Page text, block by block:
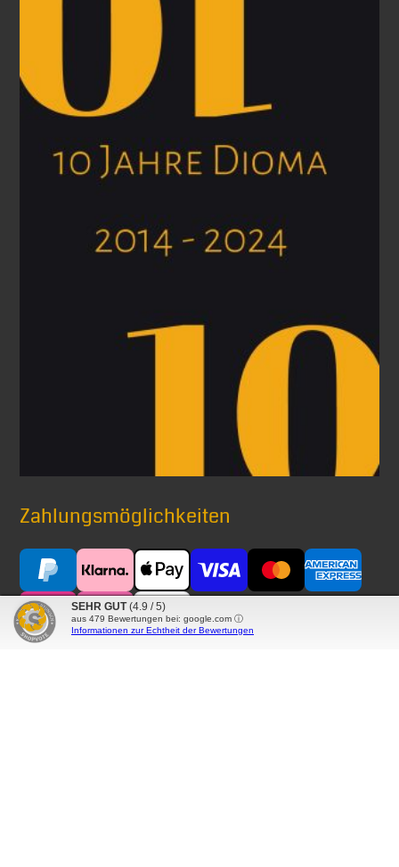
Zahlungsmöglichkeiten
Versand mit
SEHR GUT (4.9 / 5)
aus 479 Bewertungen bei: google.com ⓘ
Informationen zur Echtheit der Bewertungen